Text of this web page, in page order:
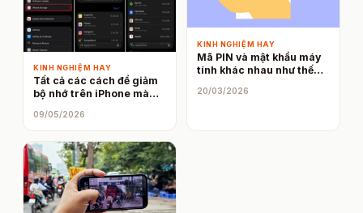
KINH NGHIỆM HAY
Tất cả các cách để giảm
bộ nhớ trên iPhone mà
nhớ
09/05/2026
KINH NGHIỆM HAY
Mã PIN và mật khẩu máy
tính khác nhau như thế
sẽ hiểu ngay
20/03/2026